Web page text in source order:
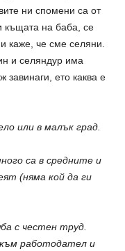
ни спомени са от
къщата на баба, се
каже, че сме селяни.
и селяндур има
завинаги, ето каква е
или в малък град.
са в средните и
(няма кой да ги
с честен труд.
работодател и